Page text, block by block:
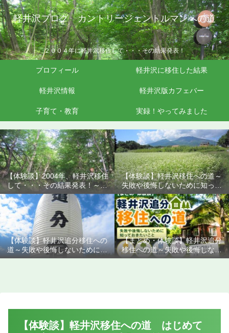
軽井沢ブログ カントリージェントルマンへの道
２００４年に軽井沢移住して・・・その結果発表！
プロフィール 軽井沢に移住した結果
軽井沢情報 軽井沢版カフェバー
子育て・教育 実録！やってみました
【体験談】2004年、軽井沢移住
して・・・その結果発表！～失
敗や後悔しないために知ってお
きたいこと
【体験談】軽井沢移住への道～
失敗や後悔しないために知って
おきたいこと
【体験談】軽井沢追分移住への
道～失敗や後悔しないために知
っておきたいこと
【まとめ・体験談】軽井沢追分
移住への道～失敗や後悔しない
ために知っておきたいこと
【体験談】軽井沢移住への道 はじめて